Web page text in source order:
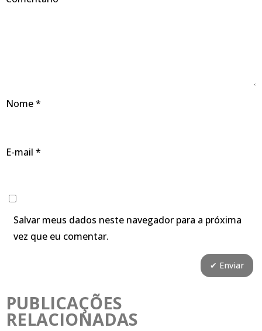
Nome*
E-mail *
Salvar meus dados neste navegador para a próxima
vez que eu comentar.
PUBLICAÇÕES
RELACIONADAS